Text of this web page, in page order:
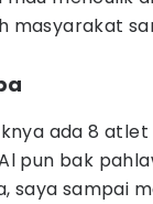
masyarakat
ada 8
pun bak
saya sampai